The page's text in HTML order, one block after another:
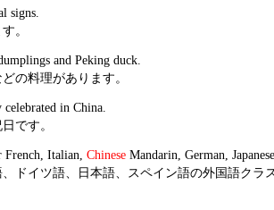
signs.
。
and Peking duck.
の料理があります。
in China.
です。
French, Italian, Chinese Mandarin, German,
ドイツ語、日本語、スペイン語の外国語クラ